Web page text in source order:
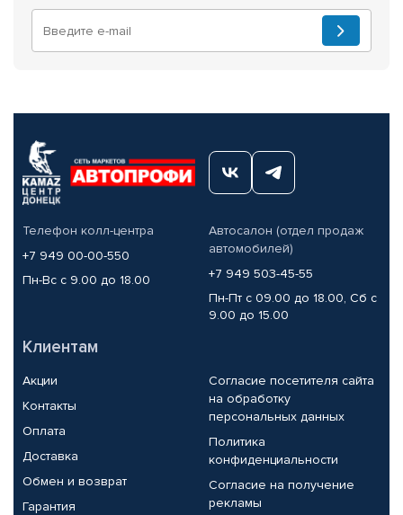
Телефон колл-центра
+7 949 00-00-550
Пн-Вс с 9.00 до 18.00
Автосалон (отдел продаж
автомобилей)
+7 949 503-45-55
Пн-Пт с 09.00 до 18.00, Сб с
9.00 до 15.00
Клиентам
Акции
Контакты
Оплата
Доставка
Обмен и возврат
Гарантия
Согласие посетителя сайта
на обработку
персональных данных
Политика
конфиденциальности
Согласие на получение
рекламы